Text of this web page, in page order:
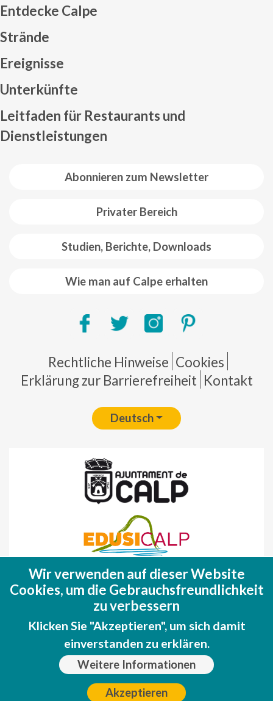
Abonnieren zum Newsletter
Privater Bereich
Studien, Berichte, Downloads
Wie man auf Calpe erhalten
Entdecke Calpe
Strände
Ereignisse
Unterkünfte
Leitfaden für Restaurants und
Dienstleistungen
Pie de página
Rechtliche Hinweise Cookies
Erklärung zur Barrierefreiheit Kontakt
Deutsch
Fondo Europeo de Desarrollo Regional
(FEDER)
Una manera de hacer EUROPA
Wir verwenden auf dieser Website
Cookies, um die Gebrauchsfreundlichkeit
zu verbessern
Klicken Sie "Akzeptieren", um sich damit
einverstanden zu erklären.
Weitere Informationen
Akzeptieren